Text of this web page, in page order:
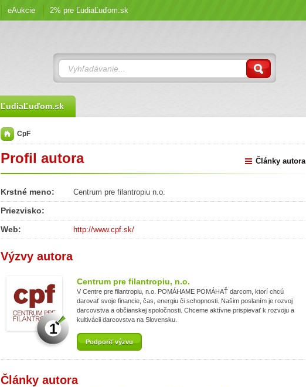
eAukcie 2% pre ĽudiaĽuďom.sk
ĽudiaĽuďom.sk
CpF
Profil autora Články autora
Krstné meno: Centrum pre filantropiu n.o.
Priezvisko:
Web:
http://www.cpf.sk/
Výzvy autora
1
Centrum pre filantropiu, n.o.
V Centre pre filantropiu, n.o. POMÁHAME POMÁHAŤ darcom, ktorí chcú
darovať svoje financie, čas, energiu či schopnosti. Našim poslaním je rozvoj
darcovstva a občianskej spoločnosti. Chceme aktívne prispievať k rozvoju a
kultivácii darcovstva na Slovensku.
Podporiť výzvu
Články autora